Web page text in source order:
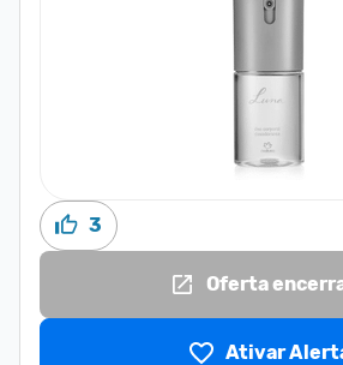
3
Oferta
Ativar